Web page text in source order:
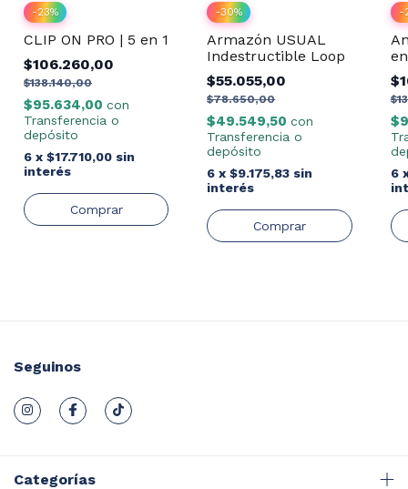
-23%
CLIP ON PRO | 5 en 1
$106.260,00
$138.140,00
$95.634,00 con
Transferencia o
depósito
6 x $17.710,00 sin
interés
-30%
Armazón USUAL
Indestructible Loop
$55.055,00
$78.650,00
$49.549,50con
Transferencia o
depósito
6 x$9.175,83 sin
interés
-
6
Seguinos
Categorías